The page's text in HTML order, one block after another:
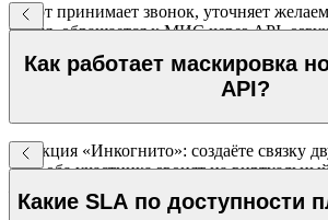
Робот принимает звонок, уточняет
время, обращается к МИС через API,
слоты и записывает пациента — без
данные фиксируются в медицинской
Как работает маскировка
API?
Функция «Инкогнито»: создаёте связку
API, оба участника звонят на
— реальные контакты не раскрываются.
маркетплейсах, такси, доставке.
Какие SLA по доступности